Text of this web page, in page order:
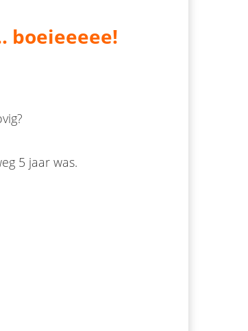
boeieeeee!
5 jaar was.